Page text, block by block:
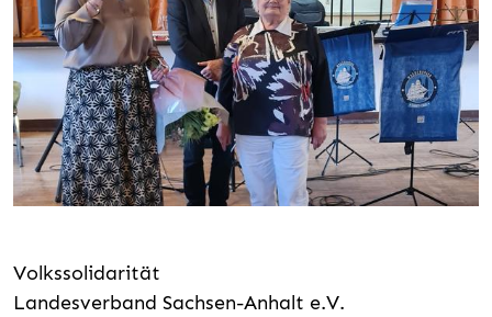
Volkssolidarität
Landesverband Sachsen-Anhalt e.V.